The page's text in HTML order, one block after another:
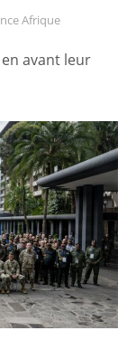
Afrique
avant leur